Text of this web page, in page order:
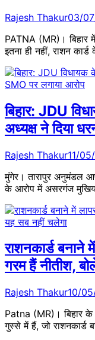
Rajesh Thakur03/
PATNA (MR)। बिहार
इतना ही नहीं, राशन
बिहार: JDU
अध्‍यक्ष ने दिया
Rajesh Thakur11/
मुंगेर। तारापुर अनुमंडल
के आरोप में असरगंज
राशनकार्ड बनाने
गरम हैं नीतीश,
Rajesh Thakur10/
Patna (MR)। बिहार के
गुस्से में हैं, जो राशनकार्ड